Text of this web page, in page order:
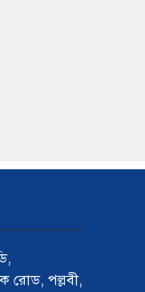
রোড, পল্লবী,